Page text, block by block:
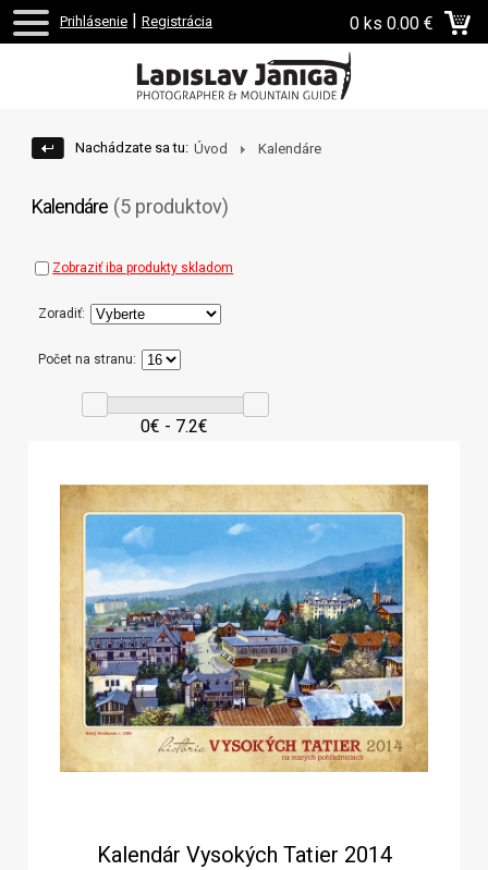
Prihlásenie | Registrácia 0 ks 0.00 €
Nachádzate sa tu: Úvod Kalendáre
Kalendáre (5 produktov)
Zobraziť iba produkty skladom
Zoradiť:
Počet na stranu:
0€ - 7.2€
Kalendár Vysokých Tatier 2014